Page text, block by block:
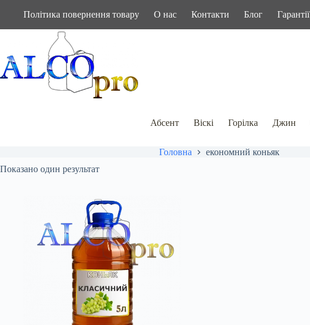
Політика повернення товару О нас Контакти Блог Гарантії
Абсент Віскі Горілка Джин
Головна
економний коньяк
Показано один результат